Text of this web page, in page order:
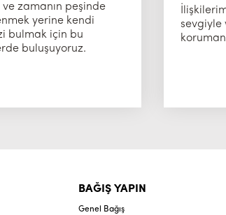
ve zamanın peşinde
yerine kendi
bulmak için bu
buluşuyoruz.
sevgiyle
BAĞIŞ YAPIN
Genel Bağış